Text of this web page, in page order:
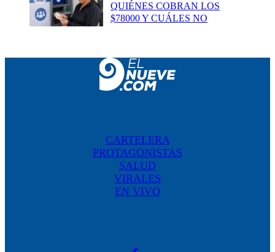
QUIÉNES COBRAN LOS
$78000 Y CUÁLES NO
CARTELERA
PROTAGONISTAS
SALUD
VIRALES
EN VIVO